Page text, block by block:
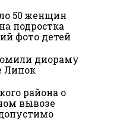
50 женщин
подростка
фото детей
диораму
Липок
района о
вывозе